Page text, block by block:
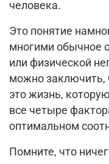
человека.
Это понятие
многими обычное
или физической
можно заключить,
это жизнь,
все четыре
оптимальном
Помните, что